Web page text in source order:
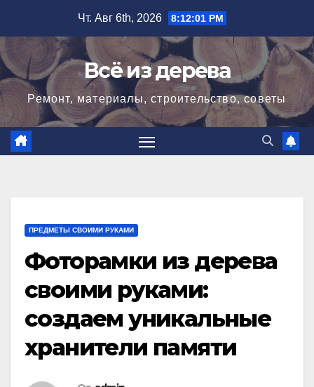
содержимому
Чт. Авг 6th, 2026 8:12:03 PM
Всё из дерева
Ремонт, материалы, строительство, советы
ПРЕДМЕТЫ СВОИМИ РУКАМИ
Фоторамки из дерева
своими руками:
создаем уникальные
хранители памяти